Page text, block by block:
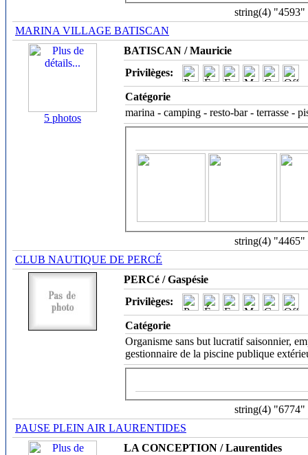
string(4) "4593"
MARINA VILLAGE BATISCAN
5 photos
BATISCAN / Mauricie
Privilèges:
Catégorie
marina - camping - resto-bar - terrasse -
string(4) "4465"
CLUB NAUTIQUE DE PERCÉ
PERCé / Gaspésie
Privilèges:
Catégorie
Organisme sans but lucratif saisonnier,
gestionnaire de la piscine publique
string(4) "6774"
PAUSE PLEIN AIR LAURENTIDES
LA CONCEPTION / Laurentides